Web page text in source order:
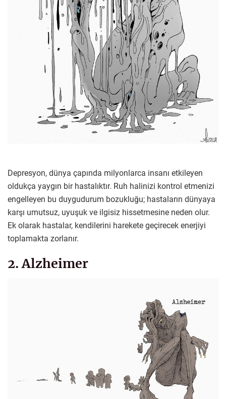
Depresyon, dünya çapında milyonlarca insanı etkileyen
oldukça yaygın bir hastalıktır. Ruh halinizi kontrol etmenizi
engelleyen bu duygudurum bozukluğu; hastaların dünyaya
karşı umutsuz, uyuşuk ve ilgisiz hissetmesine neden olur.
Ek olarak hastalar, kendilerini harekete geçirecek enerjiyi
toplamakta zorlanır.
2. Alzheimer